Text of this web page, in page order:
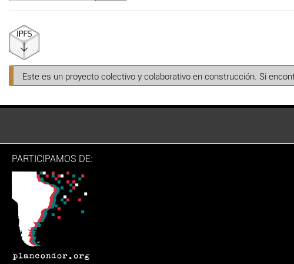
Este es un proyecto colectivo y colaborativo en construcción. Si
PARTICIPAMOS DE: